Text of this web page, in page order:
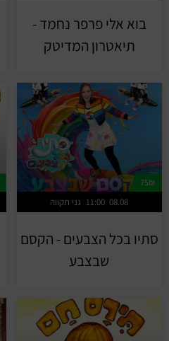
בוא אלי פרפר נחמד -
תיאטרון המדיטק
75₪
גני תקווה 11:00 08.08
סתיו בכל הצבעים - הקסם
שבצבע